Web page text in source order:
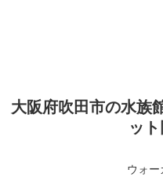
大阪府吹田市の水族
ット
ウォー